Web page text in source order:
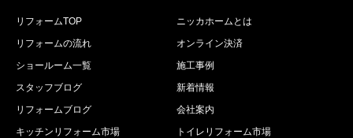
リフォームTOP
ニッカホームとは
リフォームの流れ
オンライン決済
ショールーム一覧
施工事例
スタッフブログ
新着情報
リフォームブログ
会社案内
キッチンリフォーム市場
トイレリフォーム市場